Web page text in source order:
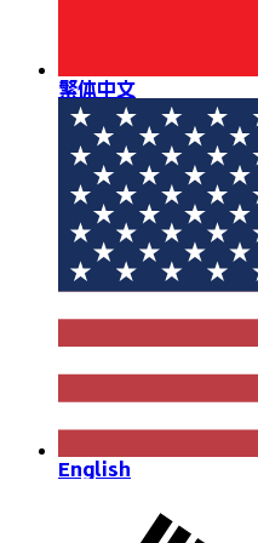
繁体中文
English